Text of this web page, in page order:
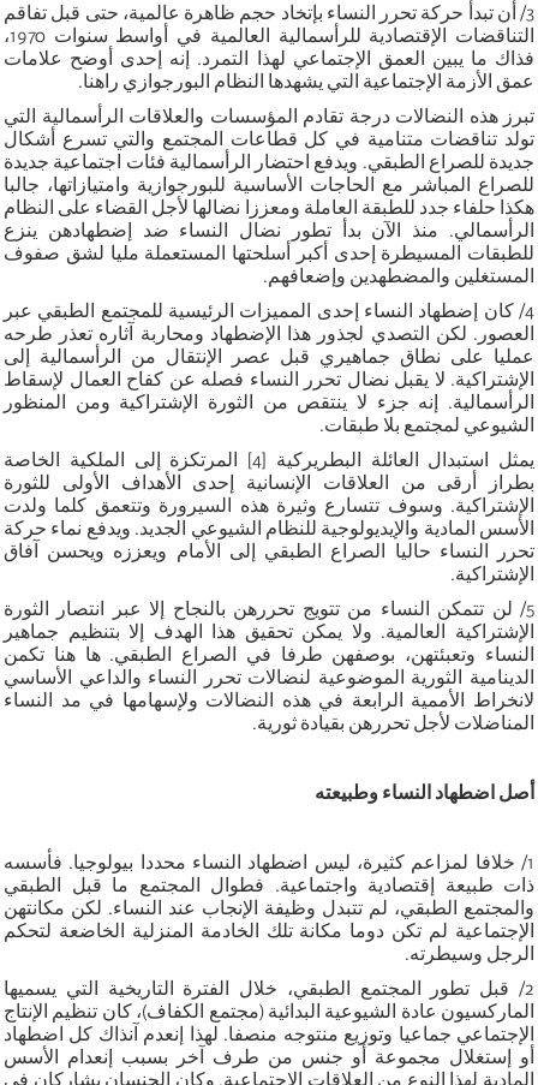
3/ أن تبدأ حركة تحرر النساء بإتخاد حجم ظاهرة عالمية، حتى قبل تفاقم
التناقضات الإقتصادية للرأسمالية العالمية في أواسط سنوات 1970،
فذاك ما يبين العمق الإجتماعي لهذا التمرد. إنه إحدى أوضح علامات
عمق الأزمة الإجتماعية التي يشهدها النظام البورجوازي راهنا.
تبرز هذه النضالات درجة تقادم المؤسسات والعلاقات الرأسمالية التي
تولد تناقضات متنامية في كل قطاعات المجتمع والتي تسرع أشكال
جديدة للصراع الطبقي. ويدفع احتضار الرأسمالية فئات اجتماعية جديدة
للصراع المباشر مع الحاجات الأساسية للبورجوازية وامتيازاتها، جالبا
هكذا حلفاء جدد للطبقة العاملة ومعززا نضالها لأجل القضاء على النظام
الرأسمالي. منذ الآن بدأ تطور نضال النساء ضد إضطهادهن ينزع
للطبقات المسيطرة إحدى أكبر أسلحتها المستعملة مليا لشق صفوف
المستغلين والمضطهدين وإضعافهم.
4/ كان إضطهاد النساء إحدى المميزات الرئيسية للمجتمع الطبقي عبر
العصور. لكن التصدي لجذور هذا الإضطهاد ومحاربة آثاره تعذر طرحه
عمليا على نطاق جماهيري قبل عصر الإنتقال من الرأسمالية إلى
الإشتراكية. لا يقبل نضال تحرر النساء فصله عن كفاح العمال لإسقاط
الرأسمالية. إنه جزء لا ينتقص من الثورة الإشتراكية ومن المنظور
الشيوعي لمجتمع بلا طبقات.
يمثل استبدال العائلة البطريركية [4] المرتكزة إلى الملكية الخاصة
بطراز أرقى من العلاقات الإنسانية إحدى الأهداف الأولى للثورة
الإشتراكية. وسوف تتسارع وثيرة هذه السيرورة وتتعمق كلما ولدت
الأسس المادية والإيديولوجية للنظام الشيوعي الجديد. ويدفع نماء حركة
تحرر النساء حاليا الصراع الطبقي إلى الأمام ويعززه ويحسن آفاق
الإشتراكية.
5/ لن تتمكن النساء من تتويج تحررهن بالنجاح إلا عبر انتصار الثورة
الإشتراكية العالمية. ولا يمكن تحقيق هذا الهدف إلا بتنظيم جماهير
النساء وتعبئتهن، بوصفهن طرفا في الصراع الطبقي. ها هنا تكمن
الدينامية الثورية الموضوعية لنضالات تحرر النساء والداعي الأساسي
لانخراط الأممية الرابعة في هذه النضالات ولإسهامها في مد النساء
المناضلات لأجل تحررهن بقيادة ثورية.
أصل اضطهاد النساء وطبيعته
1/ خلافا لمزاعم كثيرة، ليس اضطهاد النساء محددا بيولوجيا. فأسسه
ذات طبيعة إقتصادية واجتماعية. فطوال المجتمع ما قبل الطبقي
والمجتمع الطبقي، لم تتبدل وظيفة الإنجاب عند النساء. لكن مكانتهن
الإجتماعية لم تكن دوما مكانة تلك الخادمة المنزلية الخاضعة لتحكم
الرجل وسيطرته.
2/ قبل تطور المجتمع الطبقي، خلال الفترة التاريخية التي يسميها
الماركسيون عادة الشيوعية البدائية (مجتمع الكفاف)، كان تنظيم الإنتاج
الإجتماعي جماعيا وتوزيع منتوجه منصفا. لهذا إنعدم آنذاك كل اضطهاد
أو إستغلال مجموعة أو جنس من طرف آخر بسبب إنعدام الأسس
المادية لهذا النوع من العلاقات الإجتماعية. وكان الجنسان يشاركان في